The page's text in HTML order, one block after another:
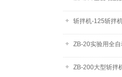
斩拌机-125斩拌
ZB-20实验用全
ZB-200大型斩拌